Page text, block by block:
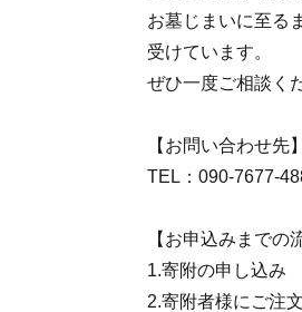
お墓じまいに至る
受けています。
ぜひ一度ご相談く
【お問い合わせ先】
TEL：090-7677-
【お申込みまでの
1.寄附の申し込み
2.寄附者様にご注